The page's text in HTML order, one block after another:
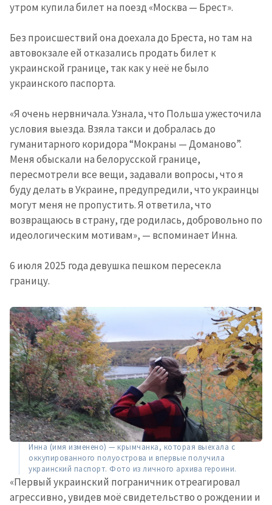
утром купила билет на поезд «Москва — Брест».
Без происшествий она доехала до Бреста, но там на
автовокзале ей отказались продать билет к
украинской границе, так как у неё не было
украинского паспорта.
«Я очень нервничала. Узнала, что Польша ужесточила
условия выезда. Взяла такси и добралась до
гуманитарного коридора “Мокраны — Доманово”.
Меня обыскали на белорусской границе,
пересмотрели все вещи, задавали вопросы, что я
буду делать в Украине, предупредили, что украинцы
могут меня не пропустить. Я ответила, что
возвращаюсь в страну, где родилась, добровольно по
идеологическим мотивам», — вспоминает Инна.
6 июля 2025 года девушка пешком пересекла
границу.
Инна (имя изменено) — крымчанка, которая выехала с
оккупированного полуострова и впервые получила
украинский паспорт. Фото из личного архива героини.
«Первый украинский пограничник отреагировал
агрессивно, увидев моё свидетельство о рождении и